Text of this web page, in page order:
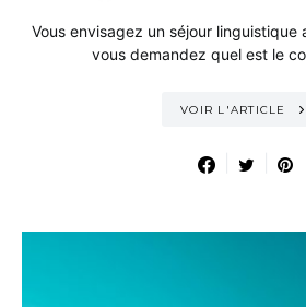
Vous envisagez un séjour linguistique
vous demandez quel est le
VOIR L'ARTICLE